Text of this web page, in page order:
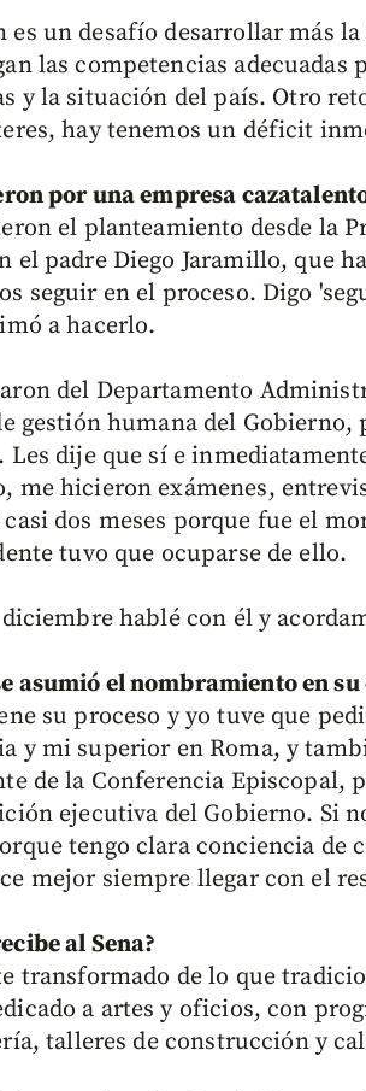
es un desafío desarrollar más
las competencias
y la situación del país. Otro
hay tenemos un déficit
por una empresa
el planteamiento desde la
el padre Diego Jaramillo, que
seguir en el proceso. Digo
a hacerlo.
del Departamento
gestión humana del
Les dije que sí e
me hicieron exámenes,
dos meses porque fue el
tuvo que ocuparse de ello.
hablé con él y
asumió el nombramiento en
su proceso y yo tuve que
y mi superior en Roma, y
de la Conferencia Episcopal,
ejecutiva del Gobierno. Si
tengo clara conciencia de
mejor siempre llegar con el
al Sena?
transformado de lo que
a artes y oficios, con
talleres de construcción y